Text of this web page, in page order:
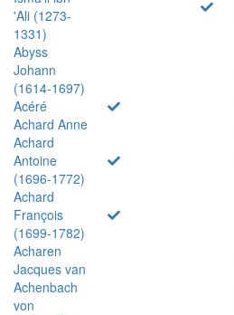
'Ali (1273-
1331)
Abyss
Johann
(1614-1697)
Acéré
Achard Anne
Achard
Antoine
(1696-1772)
Achard
François
(1699-1782)
Acharen
Jacques van
Achenbach
von